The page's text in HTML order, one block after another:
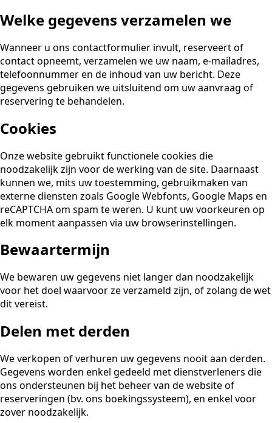
Welke gegevens verzamelen we
Wanneer u ons contactformulier invult, reserveert of
contact opneemt, verzamelen we uw naam, e-mailadres,
telefoonnummer en de inhoud van uw bericht. Deze
gegevens gebruiken we uitsluitend om uw aanvraag of
reservering te behandelen.
Cookies
Onze website gebruikt functionele cookies die
noodzakelijk zijn voor de werking van de site. Daarnaast
kunnen we, mits uw toestemming, gebruikmaken van
externe diensten zoals Google Webfonts, Google Maps en
reCAPTCHA om spam te weren. U kunt uw voorkeuren op
elk moment aanpassen via uw browserinstellingen.
Bewaartermijn
We bewaren uw gegevens niet langer dan noodzakelijk
voor het doel waarvoor ze verzameld zijn, of zolang de wet
dit vereist.
Delen met derden
We verkopen of verhuren uw gegevens nooit aan derden.
Gegevens worden enkel gedeeld met dienstverleners die
ons ondersteunen bij het beheer van de website of
reserveringen (bv. ons boekingssysteem), en enkel voor
zover noodzakelijk.